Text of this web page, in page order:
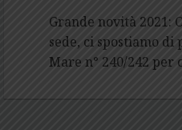
Grande novità 2021:
sede, ci spostiamo di
Mare n° 240/242